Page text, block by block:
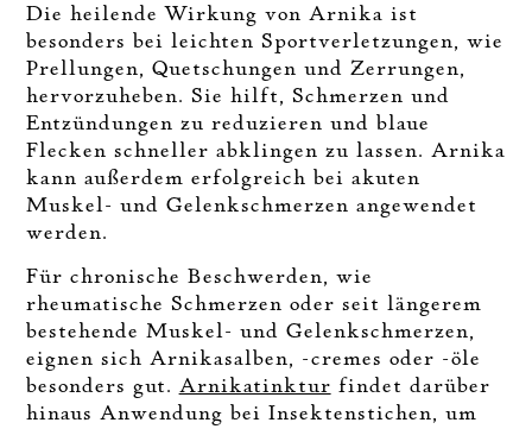
Die heilende Wirkung von Arnika ist
besonders bei leichten Sportverletzungen, wie
Prellungen, Quetschungen und Zerrungen,
hervorzuheben. Sie hilft, Schmerzen und
Entzündungen zu reduzieren und blaue
Flecken schneller abklingen zu lassen. Arnika
kann außerdem erfolgreich bei akuten
Muskel- und Gelenkschmerzen angewendet
werden.
Für chronische Beschwerden, wie
rheumatische Schmerzen oder seit längerem
bestehende Muskel- und Gelenkschmerzen,
eignen sich Arnikasalben, -cremes oder -öle
besonders gut.Arnikatinkturfindet darüber
hinaus Anwendung bei Insektenstichen, um